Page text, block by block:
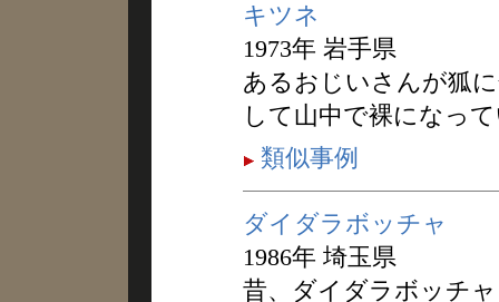
キツネ
1973年 岩手県
あるおじいさんが狐
して山中で裸になっ
類似事例
ダイダラボッチャ
1986年 埼玉県
昔、ダイダラボッチ